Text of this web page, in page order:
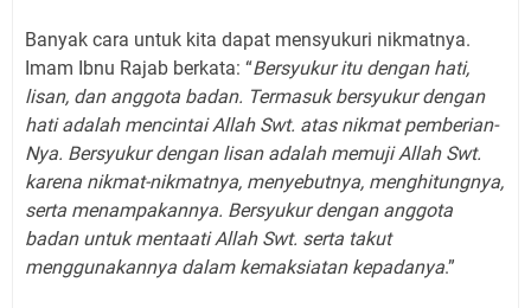
Banyak cara untuk kita dapat mensyukuri nikmatnya.
Imam Ibnu Rajab berkata: “Bersyukur itu dengan hati,
lisan, dan anggota badan. Termasuk bersyukur dengan
hati adalah mencintai Allah Swt. atas nikmat pemberian-
Nya. Bersyukur dengan lisan adalah memuji Allah Swt.
karena nikmat-nikmatnya, menyebutnya, menghitungnya,
serta menampakannya. Bersyukur dengan anggota
badan untuk mentaati Allah Swt. serta takut
menggunakannya dalam kemaksiatan kepadanya.”